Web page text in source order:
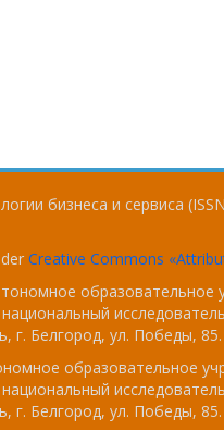
бизнеса и сервиса
Creative Commons
образовательное
г. Белгород, ул. Победы, 85.
образовательное
г. Белгород, ул. Победы, 85.